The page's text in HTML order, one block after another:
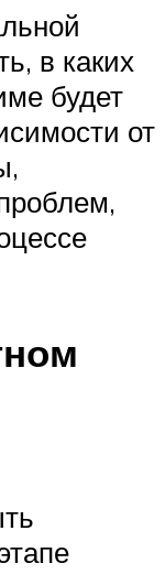
в каких
будет
от